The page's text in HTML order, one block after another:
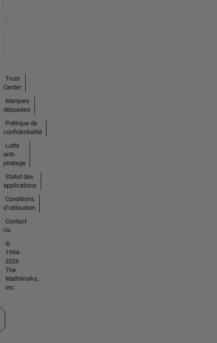
Trust
Center
Marques
déposées
Politique de
confidentialité
Lutte
anti-
piratage
Statut des
applications
Conditions
d՚utilisation
Contact
Us
©
1994-
2026
The
MathWorks,
Inc.
un site web